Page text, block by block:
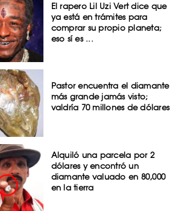
El rapero Lil Uzi Vert dice que
ya está en trámites para
comprar su propio planeta;
eso sí es ...
Pastor encuentra el diamante
más grande jamás visto;
valdría 70 millones de dólares
Alquiló una parcela por 2
dólares y encontró un
diamante valuado en 80,000
en la tierra